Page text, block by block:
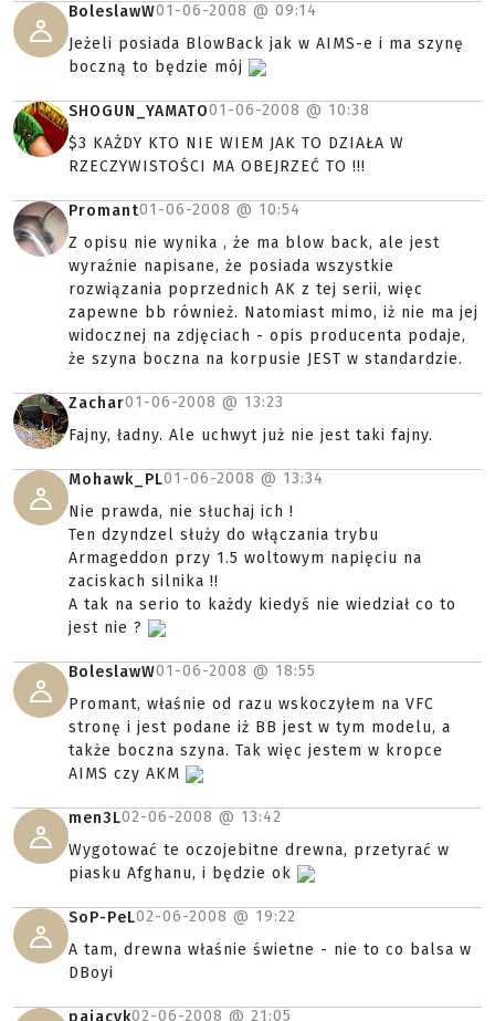
BoleslawW01-06-2008 @ 09:14
Jeżeli posiada BlowBack jak w AIMS-e i ma szynę
boczną to będzie mój
SHOGUN_YAMATO01-06-2008 @ 10:38
$3 KAŻDY KTO NIE WIEM JAK TO DZIAŁA W
RZECZYWISTOŚCI MA OBEJRZEĆ TO !!!
Promant01-06-2008 @ 10:54
Z opisu nie wynika , że ma blow back, ale jest
wyraźnie napisane, że posiada wszystkie
rozwiązania poprzednich AK z tej serii, więc
zapewne bb również. Natomiast mimo, iż nie ma jej
widocznej na zdjęciach - opis producenta podaje,
że szyna boczna na korpusie JEST w standardzie.
Zachar01-06-2008 @ 13:23
Fajny, ładny. Ale uchwyt już nie jest taki fajny.
Mohawk_PL01-06-2008 @ 13:34
Nie prawda, nie słuchaj ich !
Ten dzyndzel służy do włączania trybu
Armageddon przy 1.5 woltowym napięciu na
zaciskach silnika !!
A tak na serio to każdy kiedyś nie wiedział co to
jest nie ?
BoleslawW01-06-2008 @ 18:55
Promant, właśnie od razu wskoczyłem na VFC
stronę i jest podane iż BB jest w tym modelu, a
także boczna szyna. Tak więc jestem w kropce
AIMS czy AKM
men3L02-06-2008 @ 13:42
Wygotować te oczojebitne drewna, przetyrać w
piasku Afghanu, i będzie ok
SoP-PeL02-06-2008 @ 19:22
A tam, drewna właśnie świetne - nie to co balsa w
DBoyi
pajacyk02-06-2008 @ 21:05